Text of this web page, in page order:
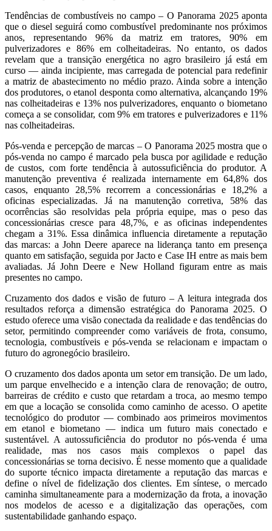
Tendências de combustíveis no campo – O Panorama 2025 aponta
que o diesel seguirá como combustível predominante nos próximos
anos, representando 96% da matriz em tratores, 90% em
pulverizadores e 86% em colheitadeiras. No entanto, os dados
revelam que a transição energética no agro brasileiro já está em
curso — ainda incipiente, mas carregada de potencial para redefinir
a matriz de abastecimento no médio prazo. Ainda sobre a intenção
dos produtores, o etanol desponta como alternativa, alcançando 19%
nas colheitadeiras e 13% nos pulverizadores, enquanto o biometano
começa a se consolidar, com 9% em tratores e pulverizadores e 11%
nas colheitadeiras.
Pós-venda e percepção de marcas – O Panorama 2025 mostra que o
pós-venda no campo é marcado pela busca por agilidade e redução
de custos, com forte tendência à autossuficiência do produtor. A
manutenção preventiva é realizada internamente em 64,8% dos
casos, enquanto 28,5% recorrem a concessionárias e 18,2% a
oficinas especializadas. Já na manutenção corretiva, 58% das
ocorrências são resolvidas pela própria equipe, mas o peso das
concessionárias cresce para 48,7%, e as oficinas independentes
chegam a 31%. Essa dinâmica influencia diretamente a reputação
das marcas: a John Deere aparece na liderança tanto em presença
quanto em satisfação, seguida por Jacto e Case IH entre as mais bem
avaliadas. Já John Deere e New Holland figuram entre as mais
presentes no campo.
Cruzamento dos dados e visão de futuro – A leitura integrada dos
resultados reforça a dimensão estratégica do Panorama 2025. O
estudo oferece uma visão conectada da realidade e das tendências do
setor, permitindo compreender como variáveis de frota, consumo,
tecnologia, combustíveis e pós-venda se relacionam e impactam o
futuro do agronegócio brasileiro.
O cruzamento dos dados aponta um setor em transição. De um lado,
um parque envelhecido e a intenção clara de renovação; de outro,
barreiras de crédito e custo que retardam a troca, ao mesmo tempo
em que a locação se consolida como caminho de acesso. O apetite
tecnológico do produtor — combinado aos primeiros movimentos
em etanol e biometano — indica um futuro mais conectado e
sustentável. A autossuficiência do produtor no pós-venda é uma
realidade, mas nos casos mais complexos o papel das
concessionárias se torna decisivo. É nesse momento que a qualidade
do suporte técnico impacta diretamente a reputação das marcas e
define o nível de fidelização dos clientes. Em síntese, o mercado
caminha simultaneamente para a modernização da frota, a inovação
nos modelos de acesso e a digitalização das operações, com
sustentabilidade ganhando espaço.